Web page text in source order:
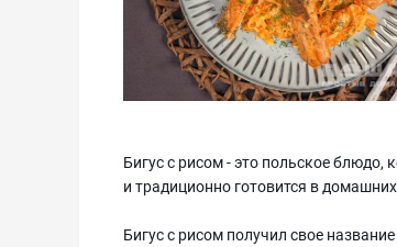
Бигус с рисом - это польское
и традиционно готовится в
Бигус с рисом получил свое